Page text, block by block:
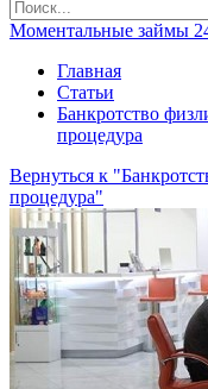
Моментальные займы
Главная
Статьи
Банкротство
процедура
Вернуться к
процедура"